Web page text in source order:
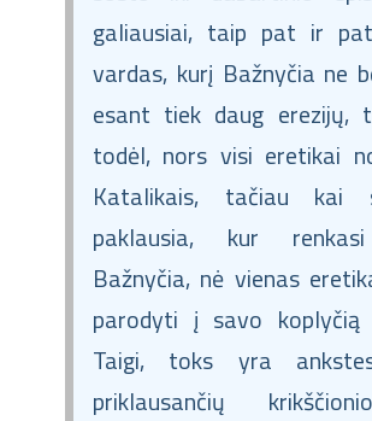
galiausiai, taip pat ir
vardas, kurį Bažnyčia ne
esant tiek daug erezijų,
todėl, nors visi eretikai
Katalikais, tačiau kai
paklausia, kur
Bažnyčia, nė vienas
parodyti į savo koplyčią
Taigi, toks yra
priklausančių